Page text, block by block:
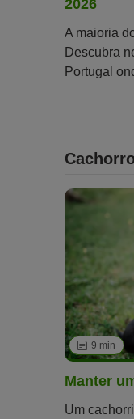
2026
A maioria
Descubra
Portugal
9 min
Manter
Um